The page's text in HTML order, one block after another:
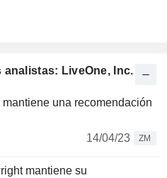
LiveOne, Inc.
una recomendación
14/04/23
ZM
mantiene su